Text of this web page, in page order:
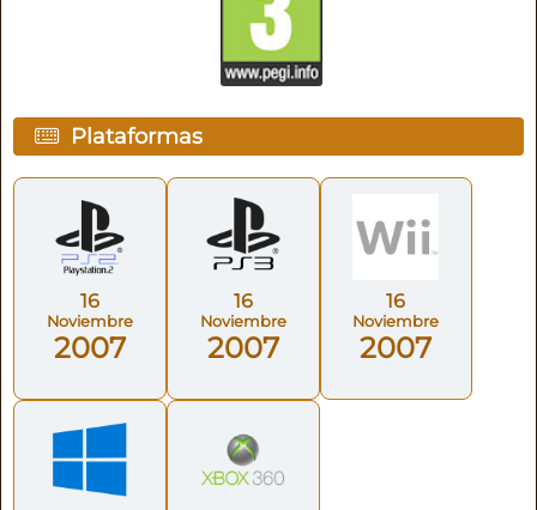
Plataformas
16
Noviembre
2007
16
Noviembre
2007
16
Noviembre
2007